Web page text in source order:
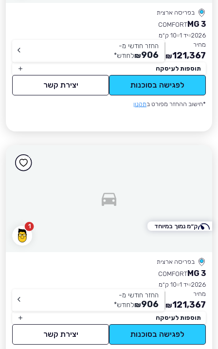
בפריסה ארצית
MG 3
COMFORT
2026 יד 1
10 ק״מ
מחיר
121,367
₪
החזר חודשי מ-
906
₪לחודש*
תוספות לעיסקה
לפגישה בסוכנות יצירת קשר
*חישוב ההחזר מפורט בתקנון
1
בפריסה ארצית
MG 3
COMFORT
2026 יד 1
10 ק״מ
מחיר
121,367
₪
החזר חודשי מ-
906
₪לחודש*
תוספות לעיסקה
לפגישה בסוכנות יצירת קשר
ק״מ נמוך במיוחד